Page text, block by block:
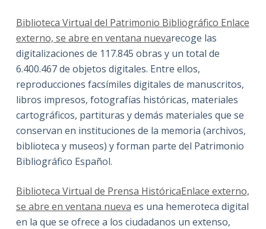
Biblioteca Virtual del Patrimonio Bibliográfico Enlace
externo, se abre en ventana nuevarecoge las
digitalizaciones de 117.845 obras y un total de
6.400.467 de objetos digitales. Entre ellos,
reproducciones facsímiles digitales de manuscritos,
libros impresos, fotografías históricas, materiales
cartográficos, partituras y demás materiales que se
conservan en instituciones de la memoria (archivos,
biblioteca y museos) y forman parte del Patrimonio
Bibliográfico Español.
Biblioteca Virtual de Prensa HistóricaEnlace externo,
se abre en ventana nueva es una hemeroteca digital
en la que se ofrece a los ciudadanos un extenso,